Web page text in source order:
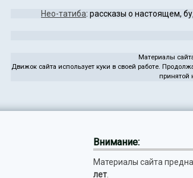
Нео-татиба: рассказы о настоящем,
Материалы
Движок сайта использует куки в своей работе.
принятой
Внимание:
Материалы сайта
лет